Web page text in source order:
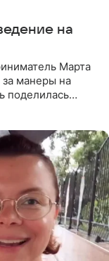
на
Марта
манеры на
поделилась